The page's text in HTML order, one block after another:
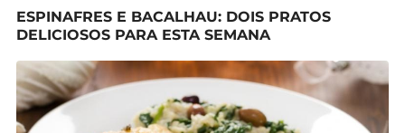
ESPINAFRES E BACALHAU: DOIS PRATOS
DELICIOSOS PARA ESTA SEMANA